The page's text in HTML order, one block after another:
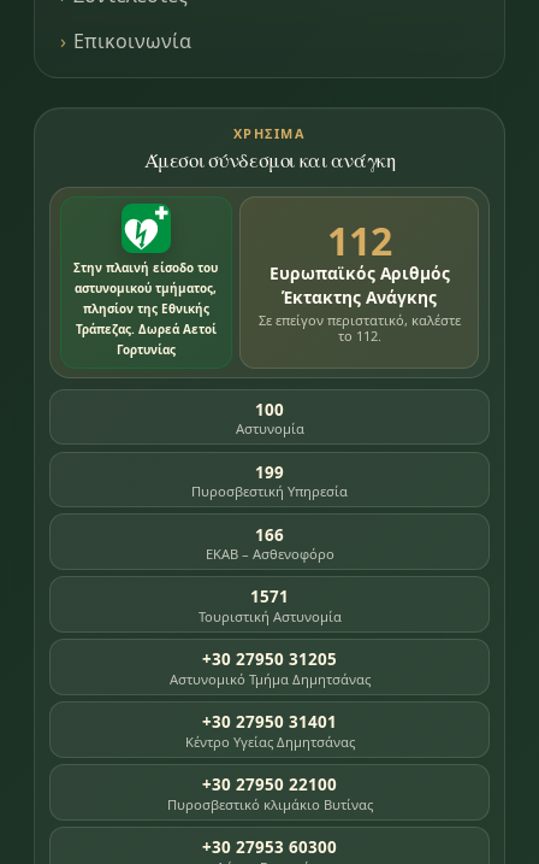
Επικοινωνία
ΧΡΉΣΙΜΑ
Άμεσοι σύνδεσμοι και ανάγκη
Στην πλαινή είσοδο του
αστυνομικού τμήματος,
πλησίον της Εθνικής
Τράπεζας. Δωρεά Αετοί
Γορτυνίας
112
Ευρωπαϊκός Αριθμός
Έκτακτης Ανάγκης
Σε επείγον περιστατικό, καλέστε
το 112.
100
Αστυνομία
199
Πυροσβεστική Υπηρεσία
166
ΕΚΑΒ – Ασθενοφόρο
1571
Τουριστική Αστυνομία
+30 27950 31205
Αστυνομικό Τμήμα Δημητσάνας
+30 27950 31401
Κέντρο Υγείας Δημητσάνας
+30 27950 22100
Πυροσβεστικό κλιμάκιο Βυτίνας
+30 27953 60300